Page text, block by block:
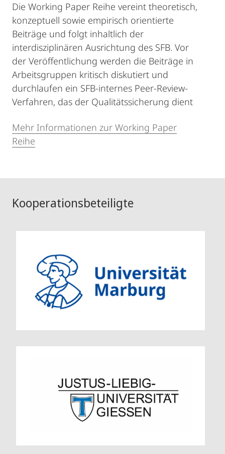
Die Working Paper Reihe vereint theoretisch,
konzeptuell sowie empirisch orientierte
Beiträge und folgt inhaltlich der
interdisziplinären Ausrichtung des SFB. Vor
der Veröffentlichung werden die Beiträge in
Arbeitsgruppen kritisch diskutiert und
durchlaufen ein SFB-internes Peer-Review-
Verfahren, das der Qualitätssicherung dient
Mehr Informationen zur Working Paper
Reihe
Kooperationsbeteiligte